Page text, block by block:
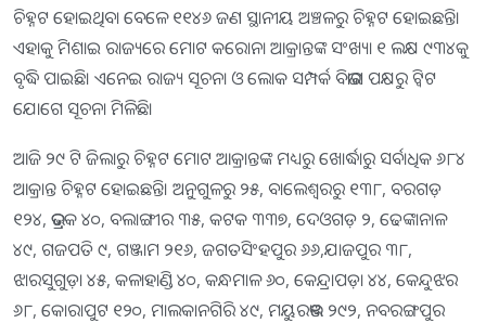
ଚିହ୍ନଟ ହୋଇଥିବା ବେଳେ ୧୧୪୬ ଜଣ ସ୍ଥାନୀୟ ଅଞ୍ଚଳରୁ ଚିହ୍ନଟ ହୋଇଛନ୍ତି।
ଏହାକୁ ମିଶାଇ ରାଜ୍ୟରେ ମୋଟ କରୋନା ଆକ୍ରାନ୍ତଙ୍କ ସଂଖ୍ୟା ୧ ଲକ୍ଷ ୯୩୪କୁ
ବୃଦ୍ଧି ପାଇଛି। ଏନେଇ ରାଜ୍ୟ ସୂଚନା ଓ ଲୋକ ସମ୍ପର୍କ ବିଭାଗ ପକ୍ଷରୁ ଟ୍ୱିଟ
ଯୋଗେ ସୂଚନା ମିଳିଛି।
ଆଜି ୨୯ ଟି ଜିଲାରୁ ଚିହ୍ନଟ ମୋଟ ଆକ୍ରାନ୍ତଙ୍କ ମଧ୍ୟରୁ ଖୋର୍ଦ୍ଧାରୁ ସର୍ବାଧିକ ୬୮୪
ଆକ୍ରାନ୍ତ ଚିହ୍ନଟ ହୋଇଛନ୍ତି। ଅନୁଗୁଳରୁ ୨୫, ବାଲେଶ୍ୱରରୁ ୧୩୮, ବରଗଡ଼
୧୨୪, ଭଦ୍ରକ ୪୦, ବଲାଙ୍ଗୀର ୩୫, କଟକ ୩୩୭, ଦେଓଗଡ଼ ୨, ଢେଙ୍କାନାଳ
୪୯, ଗଜପତି ୯, ଗଞ୍ଜାମ ୨୧୬, ଜଗତସିଂହପୁର ୬୬,ଯାଜପୁର ୩୮,
ଝାରସୁଗୁଡ଼ା ୪୫, କଳାହାଣ୍ଡି ୪୦, କନ୍ଧମାଳ ୬୦, କେନ୍ଦ୍ରାପଡ଼ା ୪୪, କେନ୍ଦୁଝର
୬୮, କୋରାପୁଟ ୧୨୦, ମାଲକାନଗିରି ୪୯, ମୟୁରଭଞ୍ଜ ୨୯୨, ନବରଙ୍ଗପୁର